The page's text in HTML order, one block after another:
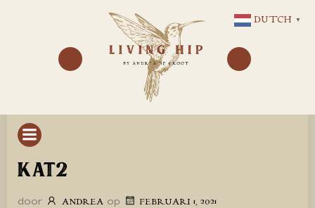
NAAR
DE
INHOUD
KAT2
door ANDREA op FEBRUARI 1, 2021
DUTCH ▼